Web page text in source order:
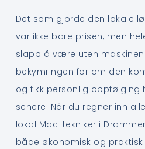
Det som gjorde den lokale
var ikke bare prisen, men
slapp å være uten maskinen
bekymringen for om den
og fikk personlig oppfølging
senere. Når du regner inn
lokal Mac-tekniker i
både økonomisk og praktisk.